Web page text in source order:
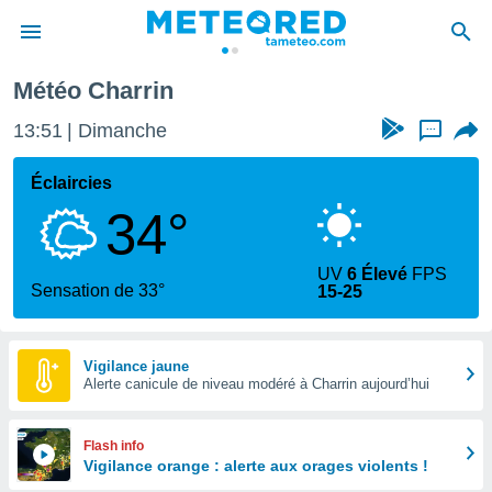
de
Météo Charrin
13:51 Dimanche ...
Éclaircies
34°
Sensation de 33°
UV6 Élevé FPS
15-25
Vigilance jaune
Alerte canicule de niveau modéré à Charrin aujourd’hui
Flash info
Vigilance orange : alerte aux orages violents !